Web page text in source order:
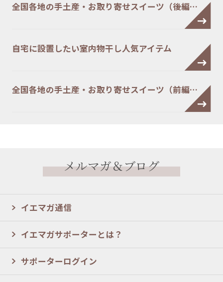
全国各地の手土産・お取り寄せスイーツ（後編…
自宅に設置したい室内物干し人気アイテム
全国各地の手土産・お取り寄せスイーツ（前編…
メルマガ＆ブログ
イエマガ通信
イエマガサポーターとは？
サポーターログイン